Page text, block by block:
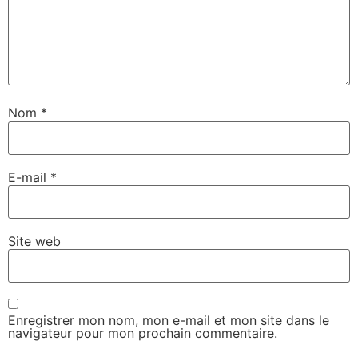
Nom *
E-mail *
Site web
Enregistrer mon nom, mon e-mail et mon site dans le
navigateur pour mon prochain commentaire.